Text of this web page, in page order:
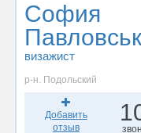
София
визажист
р-н. Подольский
Добавить
отзыв